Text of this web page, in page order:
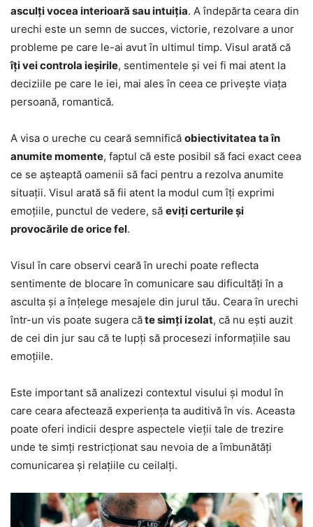
asculți vocea interioară sau intuiția. A îndepărta ceara din
urechi este un semn de succes, victorie, rezolvare a unor
probleme pe care le-ai avut în ultimul timp. Visul arată că
îți vei controla ieșirile, sentimentele și vei fi mai atent la
deciziile pe care le iei, mai ales în ceea ce privește viața
persoană, romantică.
A visa o ureche cu ceară semnifică obiectivitatea ta în
anumite momente, faptul că este posibil să faci exact ceea
ce se așteaptă oamenii să faci pentru a rezolva anumite
situații. Visul arată să fii atent la modul cum îți exprimi
emoțiile, punctul de vedere, să eviți certurile și
provocările de orice fel.
Visul în care observi ceară în urechi poate reflecta
sentimente de blocare în comunicare sau dificultăți în a
asculta și a înțelege mesajele din jurul tău. Ceara în urechi
într-un vis poate sugera căte simți izolat, că nu ești auzit
de cei din jur sau că te lupți să procesezi informațiile sau
emoțiile.
Este important să analizezi contextul visului și modul în
care ceara afectează experiența ta auditivă în vis. Aceasta
poate oferi indicii despre aspectele vieții tale de trezire
unde te simți restricționat sau nevoia de a îmbunătăți
comunicarea și relațiile cu ceilalți.